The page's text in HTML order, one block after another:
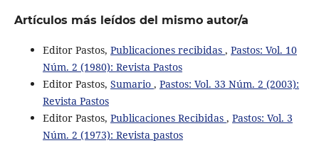
Artículos más leídos del mismo autor/a
Editor Pastos, Publicaciones recibidas , Pastos: Vol. 10
Núm. 2 (1980): Revista Pastos
Editor Pastos, Sumario , Pastos: Vol. 33 Núm. 2 (2003):
Revista Pastos
Editor Pastos, Publicaciones Recibidas , Pastos: Vol. 3
Núm. 2 (1973): Revista pastos